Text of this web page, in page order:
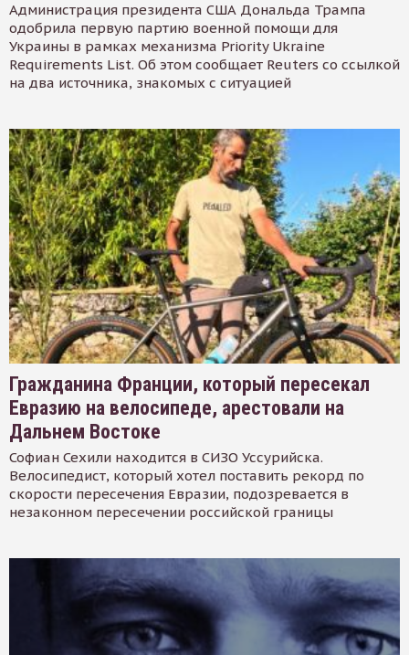
Администрация президента США Дональда Трампа
одобрила первую партию военной помощи для
Украины в рамках механизма Priority Ukraine
Requirements List. Об этом сообщает Reuters со ссылкой
на два источника, знакомых с ситуацией
Гражданина Франции, который пересекал
Евразию на велосипеде, арестовали на
Дальнем Востоке
Софиан Сехили находится в СИЗО Уссурийска.
Велосипедист, который хотел поставить рекорд по
скорости пересечения Евразии, подозревается в
незаконном пересечении российской границы